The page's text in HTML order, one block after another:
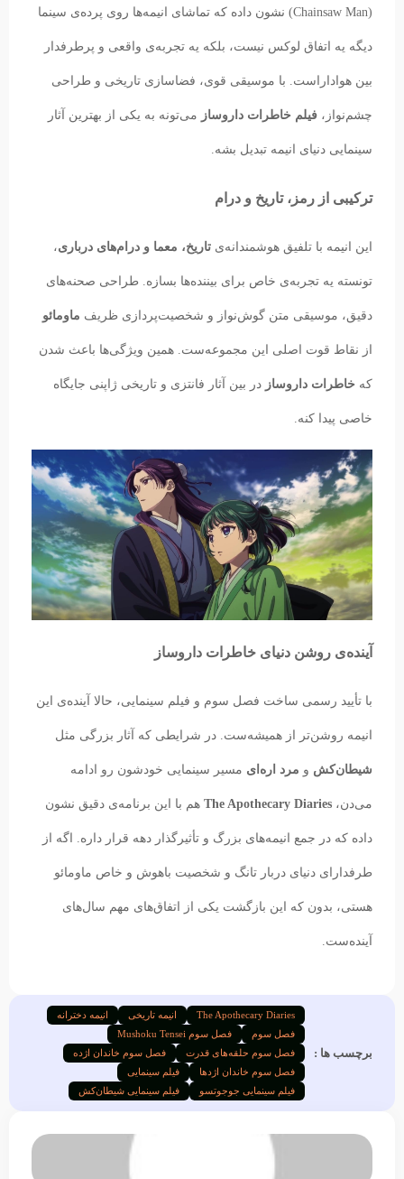
(Chainsaw Man) نشون داده که تماشای انیمه‌ها روی پرده‌ی سینما
دیگه یه اتفاق لوکس نیست، بلکه یه تجربه‌ی واقعی و پرطرفدار
بین هواداراست. با موسیقی قوی، فضاسازی تاریخی و طراحی
چشم‌نواز، فیلم خاطرات داروساز می‌تونه به یکی از بهترین آثار
سینمایی دنیای انیمه تبدیل بشه.
ترکیبی از رمز، تاریخ و درام
این انیمه با تلفیق هوشمندانه‌ی تاریخ، معما و درام‌های درباری،
تونسته یه تجربه‌ی خاص برای بیننده‌ها بسازه. طراحی صحنه‌های
دقیق، موسیقی متن گوش‌نواز و شخصیت‌پردازی ظریف ماومائو
از نقاط قوت اصلی این مجموعه‌ست. همین ویژگی‌ها باعث شدن
که خاطرات داروساز در بین آثار فانتزی و تاریخی ژاپنی جایگاه
خاصی پیدا کنه.
آینده‌ی روشن دنیای خاطرات داروساز
با تأیید رسمی ساخت فصل سوم و فیلم سینمایی، حالا آینده‌ی این
انیمه روشن‌تر از همیشه‌ست. در شرایطی که آثار بزرگی مثل
شیطان‌کش و مرد اره‌ای مسیر سینمایی خودشون رو ادامه
می‌دن، The Apothecary Diaries هم با این برنامه‌ی دقیق نشون
داده که در جمع انیمه‌های بزرگ و تأثیرگذار دهه قرار داره. اگه از
طرفدارای دنیای دربار تانگ و شخصیت باهوش و خاص ماومائو
هستی، بدون که این بازگشت یکی از اتفاق‌های مهم سال‌های
آینده‌ست.
برچسب ها :
The Apothecary Diaries انیمه تاریخی
انیمه دخترانه
فصل سوم
فصل سوم Mushoku Tensei
فصل سوم حلقه‌های قدرت
فصل سوم خاندان اژده
فصل سوم خاندان اژدها
فیلم سینمایی
فیلم سینمایی جوجوتسو
فیلم سینمایی شیطان‌کش